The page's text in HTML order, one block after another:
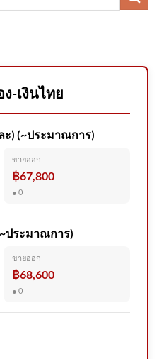
7 สิงหาคม 2569
ยากาศขณะรับศwฮลุน
ล่ ยูทูบเบอร์ส
กรมทรัพยากรทางทาง
ลและชายฝั่ง 🤍🤍 🕊️ขอ
-เงินไทย
ะ) (~ประมาณการ)
ขายออก
฿67,800
● 0
ประมาณการ)
ขายออก
฿68,600
● 0